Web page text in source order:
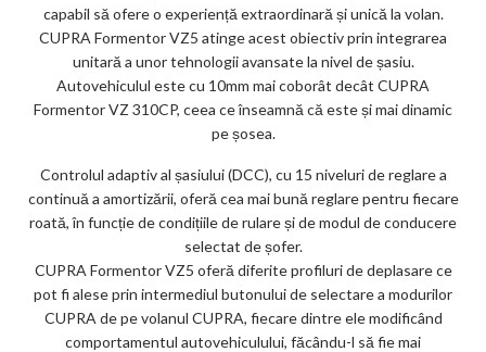
capabil să ofere o experiență extraordinară și unică la volan.
CUPRA Formentor VZ5 atinge acest obiectiv prin integrarea
unitară a unor tehnologii avansate la nivel de șasiu.
Autovehiculul este cu 10mm mai coborât decât CUPRA
Formentor VZ 310CP, ceea ce înseamnă că este și mai dinamic
pe șosea.
Controlul adaptiv al șasiului (DCC), cu 15 niveluri de reglare a
continuă a amortizării, oferă cea mai bună reglare pentru fiecare
roată, în funcție de condițiile de rulare și de modul de conducere
selectat de șofer.
CUPRA Formentor VZ5 oferă diferite profiluri de deplasare ce
pot fi alese prin intermediul butonului de selectare a modurilor
CUPRA de pe volanul CUPRA, fiecare dintre ele modificând
comportamentul autovehiculului, făcându-l să fie mai